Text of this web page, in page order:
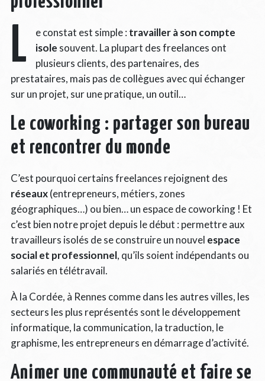
L e constat est simple :travailler à son compte
isole souvent. La plupart des freelances ont
plusieurs clients, des partenaires, des
prestataires, mais pas de collègues avec qui échanger
sur un projet, sur une pratique, un outil…
Le coworking : partager son bureau
et rencontrer du monde
C’est pourquoi certains freelances rejoignent des
réseaux(entrepreneurs, métiers, zones
géographiques…) ou bien… un espace de coworking ! Et
c’est bien notre projet depuis le début : permettre aux
travailleurs isolés de se construire un nouvel espace
social et professionnel, qu’ils soient indépendants ou
salariés en télétravail.
À la Cordée, à Rennes comme dans les autres villes, les
secteurs les plus représentés sont le développement
informatique, la communication, la traduction, le
graphisme, les entrepreneurs en démarrage d’activité.
Animer une communauté et faire se